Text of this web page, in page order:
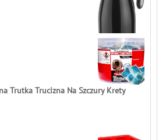
Trutka Trucizna Na Szczury Krety